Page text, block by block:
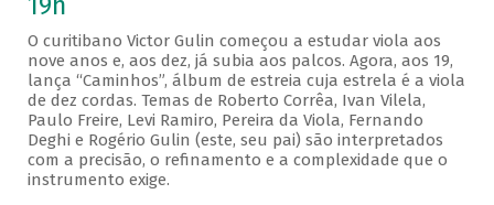
19h
O curitibano Victor Gulin começou a estudar viola aos
nove anos e, aos dez, já subia aos palcos. Agora, aos 19,
lança “Caminhos”, álbum de estreia cuja estrela é a viola
de dez cordas. Temas de Roberto Corrêa, Ivan Vilela,
Paulo Freire, Levi Ramiro, Pereira da Viola, Fernando
Deghi e Rogério Gulin (este, seu pai) são interpretados
com a precisão, o refinamento e a complexidade que o
instrumento exige.